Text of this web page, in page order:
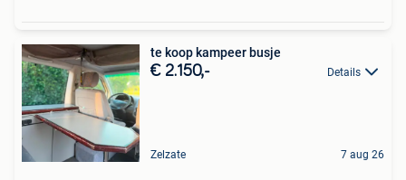
te koop kampeer busje
€ 2.150,- Details
Zelzate 7 aug 26